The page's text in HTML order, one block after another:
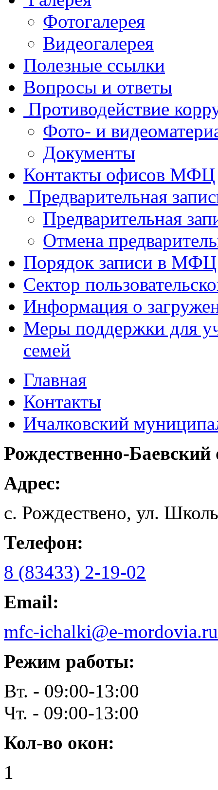
Фотогалерея
Видеогалерея
Полезные ссылки
Вопросы и ответы
Противодействие
Фото- и
Документы
Контакты офисов МФЦ
Предварительная
Предварительная
Отмена
Порядок записи в МФЦ
Сектор
Информация о
Меры поддержки для
семей
Главная
Контакты
Ичалковский
Рождественно-Баевский
Адрес:
с. Рождествено, ул.
Телефон:
8 (83433) 2-19-02
Email:
mfc-ichalki@e-mordovia.ru
Режим работы:
Вт. - 09:00-13:00
Чт. - 09:00-13:00
Кол-во окон:
1